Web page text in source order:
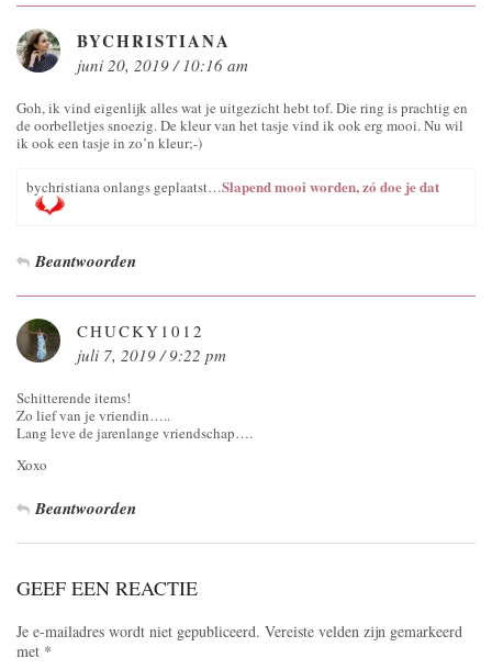
BYCHRISTIANA
juni 20, 2019 / 10:16 am
Goh, ik vind eigenlijk alles wat je uitgezicht hebt tof. Die ring is prachtig en
de oorbelletjes snoezig. De kleur van het tasje vind ik ook erg mooi. Nu wil
ik ook een tasje in zo’n kleur;-)
bychristiana onlangs geplaatst…Slapend mooi worden, zó doe je dat
Beantwoorden
CHUCKY1012
juli 7, 2019 / 9:22 pm
Schitterende items!
Zo lief van je vriendin…..
Lang leve de jarenlange vriendschap….
Xoxo
Beantwoorden
GEEF EEN REACTIE
Je e-mailadres wordt niet gepubliceerd. Vereiste velden zijn gemarkeerd
met *